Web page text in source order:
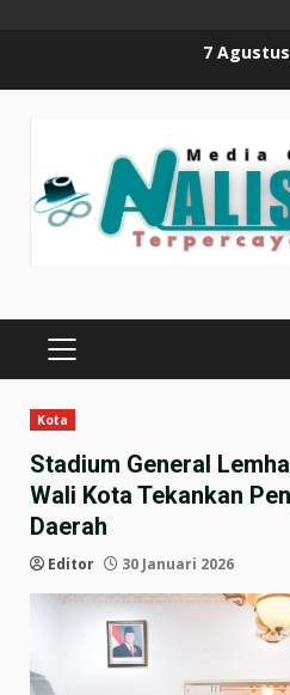
7
PRIMARY
Kota
Stadium General
Wali Kota Tekankan
Daerah
Editor 30 Januari 2026